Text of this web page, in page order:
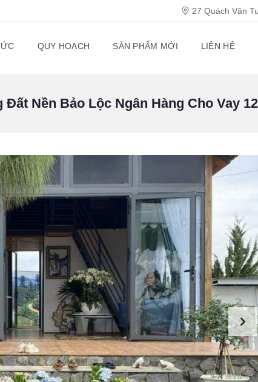
27 Quách Văn
QUY HOẠCH SẢN PHẨM MỚI LIÊN HỆ
Đất Nền Bảo Lộc Ngân Hàng Cho Vay